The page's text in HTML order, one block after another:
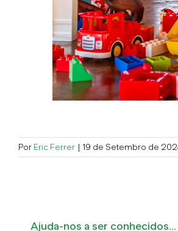
Por Eric Ferrer | 19 de Setembro de
Ajuda-nos a ser